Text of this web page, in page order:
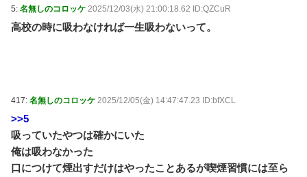
5: 名無しのコロッケ 2025/12/03(水) 21:00:18.62 ID:QZCuR
高校の時に吸わなければ一生吸わないって。
417: 名無しのコロッケ 2025/12/05(金) 14:47:47.23 ID:bfXCL
>>5
吸っていたやつは確かにいた
俺は吸わなかった
口につけて煙出すだけはやったことあるが喫煙習慣には至ら